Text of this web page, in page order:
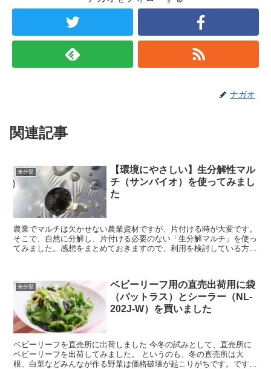
ナガオ
関連記事
未分類
【環境にやさしい】生分解性マル
チ（サンバイオ）を使ってみまし
た
農業でマルチは欠かせない農業資材ですが、片付ける時が大変です。
そこで、自然に分解し、片付ける必要のない「生分解マルチ」を使っ
てみました。感想をまとめておきますので、利用を検討している方の
未分類
ベビーリーフ用の直売出荷用に袋
（パットラス）とシーラー（NL-
202J-W）を買いました
ベビーリーフを直売所に出荷しました 今冬の試みとして、直売所に
ベビーリーフを出荷してみました。 というのも、冬の直売所は大
根、白菜などみんなが作る野菜は価格破壊が起こりがちです。ですか